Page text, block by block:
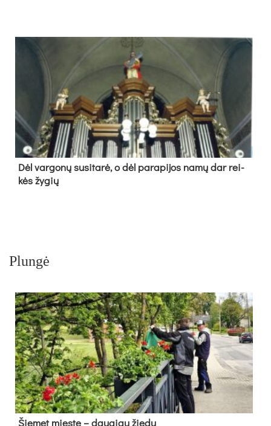
Dėl var­go­nų su­si­ta­rė, o dėl pa­ra­pi­jos na­mų dar rei­
kės žy­gių
Plungė
Šie­met mies­te – dau­giau žie­dų